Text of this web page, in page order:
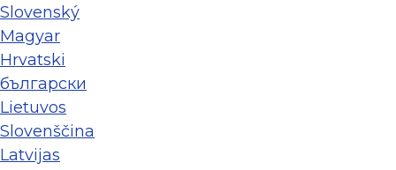
Slovenský
Magyar
Hrvatski
български
Lietuvos
Slovenščina
Latvijas